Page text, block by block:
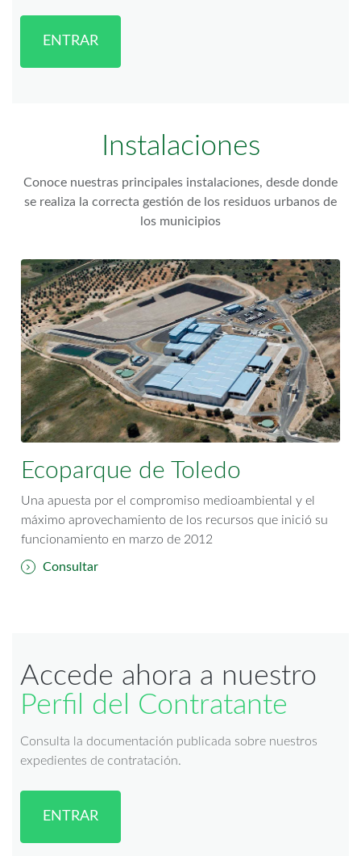
ENTRAR
Instalaciones
Conoce nuestras principales instalaciones, desde donde
se realiza la correcta gestión de los residuos urbanos de
los municipios
Ecoparque de Toledo
Una apuesta por el compromiso medioambiental y el
máximo aprovechamiento de los recursos que inició su
funcionamiento en marzo de 2012
Consultar
Accede ahora a nuestro
Perfil del Contratante
Consulta la documentación publicada sobre nuestros
expedientes de contratación.
ENTRAR